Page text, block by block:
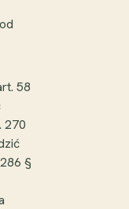
58
270
§